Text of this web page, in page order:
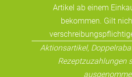
Artikel ab einem
bekommen. Gilt
Aktionsartikel,
Rezeptzuzahlungen